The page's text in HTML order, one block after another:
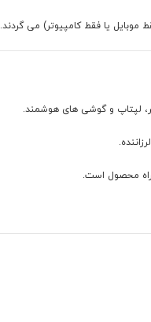
موبایل یا فقط کامپیوتر) می گردند.
محصول است.